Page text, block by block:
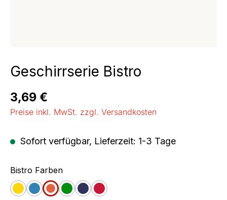
Geschirrserie Bistro
Regulärer Preis:
3,69 €
Preise inkl. MwSt. zzgl. Versandkosten
Sofort verfügbar, Lieferzeit: 1-3 Tage
Bistro Farbenauswählen
GelbBlauOrange
GrünJeansCherry